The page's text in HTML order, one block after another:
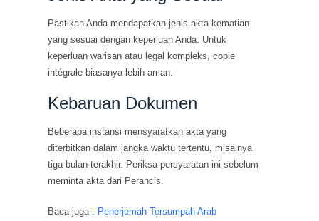
Pastikan Anda mendapatkan jenis akta kematian
yang sesuai dengan keperluan Anda. Untuk
keperluan warisan atau legal kompleks, copie
intégrale biasanya lebih aman.
Kebaruan Dokumen
Beberapa instansi mensyaratkan akta yang
diterbitkan dalam jangka waktu tertentu, misalnya
tiga bulan terakhir. Periksa persyaratan ini sebelum
meminta akta dari Perancis.
Baca juga : Penerjemah Tersumpah Arab